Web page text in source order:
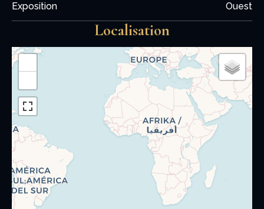
Exposition Ouest
Localisation